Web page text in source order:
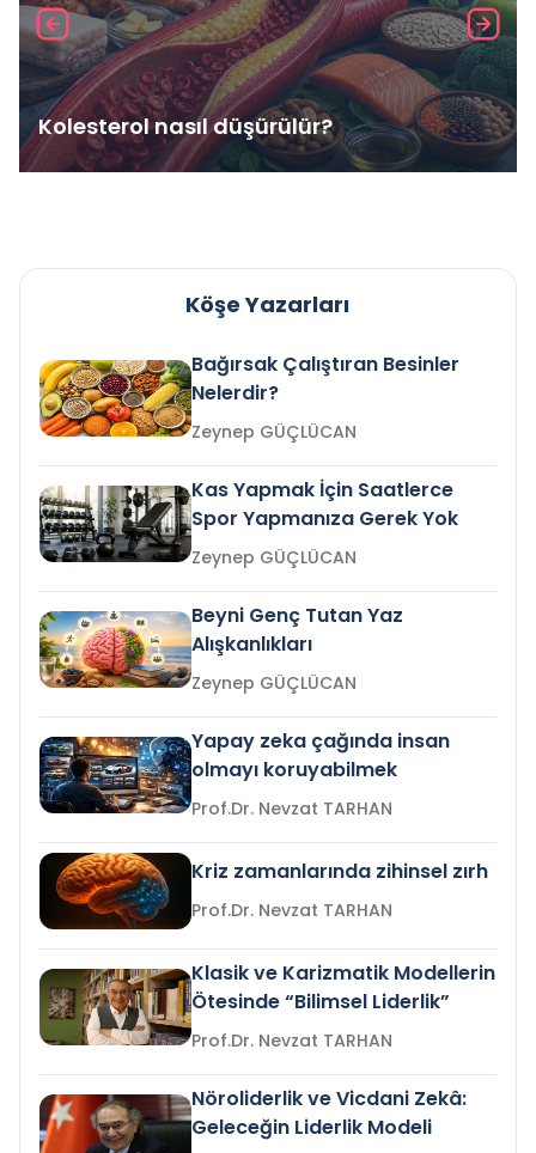
Kolesterol nasıl düşürülür?
Köşe Yazarları
Bağırsak Çalıştıran Besinler
Nelerdir?
Zeynep GÜÇLÜCAN
Kas Yapmak İçin Saatlerce
Spor Yapmanıza Gerek Yok
Zeynep GÜÇLÜCAN
Beyni Genç Tutan Yaz
Alışkanlıkları
Zeynep GÜÇLÜCAN
Yapay zeka çağında insan
olmayı koruyabilmek
Prof.Dr. Nevzat TARHAN
Kriz zamanlarında zihinsel zırh
Prof.Dr. Nevzat TARHAN
Klasik ve Karizmatik Modellerin
Ötesinde “Bilimsel Liderlik”
Prof.Dr. Nevzat TARHAN
Nöroliderlik ve Vicdani Zekâ:
Geleceğin Liderlik Modeli